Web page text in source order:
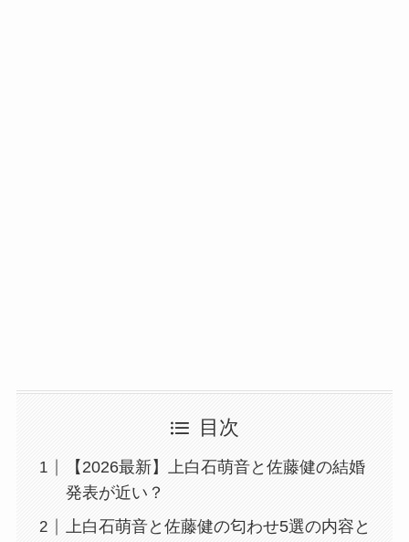
目次
【2026最新】上白石萌音と佐藤健の結婚
発表が近い？
上白石萌音と佐藤健の匂わせ5選の内容と